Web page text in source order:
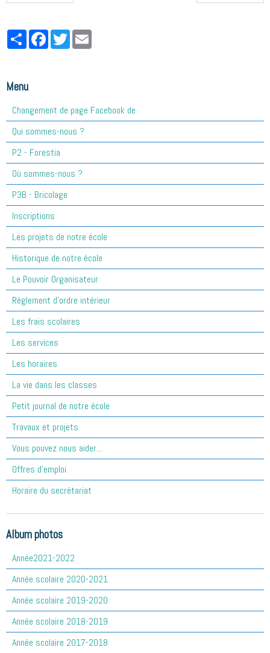
PartagerFacebookTwitter
Menu
Changement de page Facebook de
Qui sommes-nous ?
P2 - Forestia
Où sommes-nous ?
P3B - Bricolage
Inscriptions
Les projets de notre école
Historique de notre école
Le Pouvoir Organisateur
Règlement d'ordre intérieur
Les frais scolaires
Les services
Les horaires
La vie dans les classes
Petit journal de notre école
Travaux et projets
Vous pouvez nous aider...
Offres d'emploi
Horaire du secrétariat
Album photos
Année2021-2022
Année scolaire 2020-2021
Année scolaire 2019-2020
Année scolaire 2018-2019
Année scolaire 2017-2018